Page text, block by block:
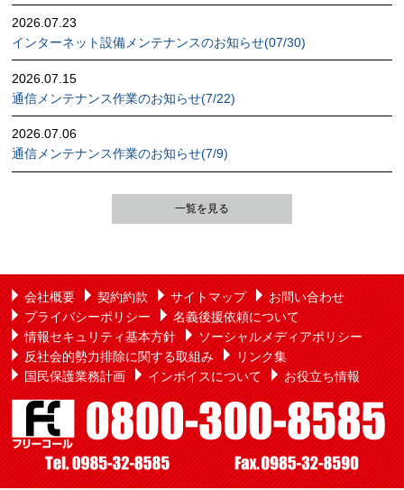
2026.07.23
インターネット設備メンテナンスのお知らせ(07/30)
2026.07.15
通信メンテナンス作業のお知らせ(7/22)
2026.07.06
通信メンテナンス作業のお知らせ(7/9)
一覧を見る
会社概要 契約約款 サイトマップ
お問い合わせ
プライバシーポリシー
名義後援依頼について
情報セキュリティ基本方針
ソーシャルメディアポリシー
反社会的勢力排除に関する取組み
リンク集
国民保護業務計画
インボイスについて お役立ち情報